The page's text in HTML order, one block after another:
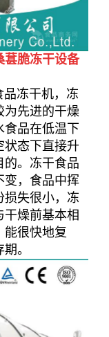
葚脆冻干设备
冻干机，冻
为先进的干燥
食品在低温下
状态下直接升
的。冻干食品
变，食品中挥
损失很小，冻
干燥前基本相
能很快地复
。